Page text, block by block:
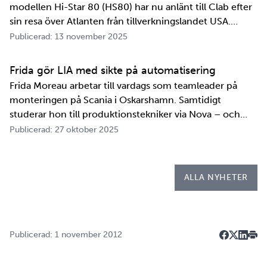
modellen Hi-Star 80 (HS80) har nu anlänt till Clab efter
sin resa över Atlanten från tillverkningslandet USA.
Innan transportbehållaren kan bli en del av SKB:s
tester och utbildningar. Redan 2008 i…
Publicerad: 13 november 2025
Frida gör LIA med sikte på automatisering
Frida Moreau arbetar till vardags som teamleader på
monteringen på Scania i Oskarshamn. Samtidigt
studerar hon till produktionstekniker via Nova – och
under tio veckor i höst gör hon både sin praktik, även
Publicerad: 27 oktober 2025
ALLA NYHETER
Publicerad: 1 november 2012